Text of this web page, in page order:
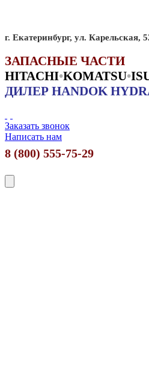
г. Екатеринбург, ул. Карельская,
ЗАПАСНЫЕ ЧАСТИ
HITACHI•KOMATSU•
ДИЛЕР HANDOK
Заказать звонок
Написать нам
8 (800) 555-75-29